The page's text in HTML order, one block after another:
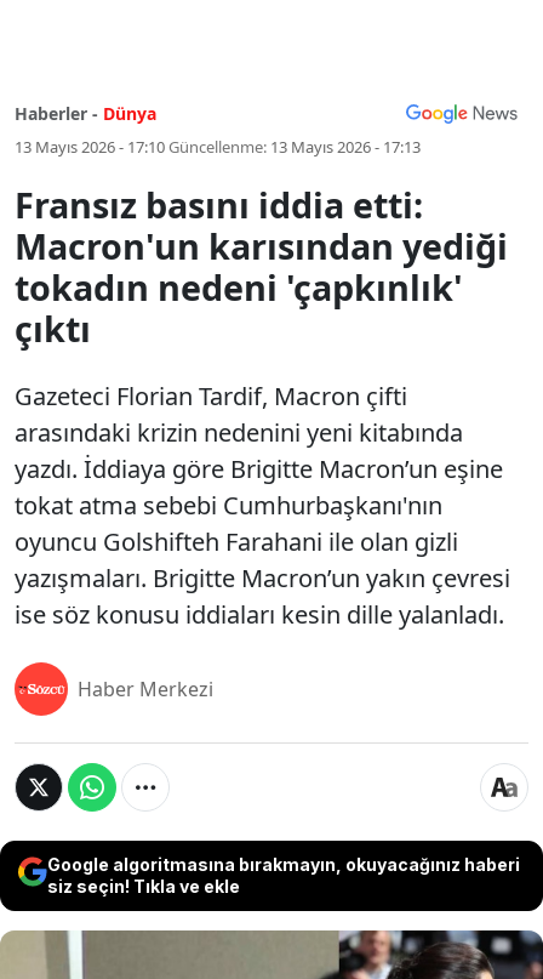
Haberler - Dünya
13 Mayıs 2026 - 17:10Güncellenme: 13 Mayıs 2026 - 17:13
Fransız basını iddia etti:
Macron'un karısından yediği
tokadın nedeni 'çapkınlık'
çıktı
Gazeteci Florian Tardif, Macron çifti
arasındaki krizin nedenini yeni kitabında
yazdı. İddiaya göre Brigitte Macron’un eşine
tokat atma sebebi Cumhurbaşkanı'nın
oyuncu Golshifteh Farahani ile olan gizli
yazışmaları. Brigitte Macron’un yakın çevresi
ise söz konusu iddiaları kesin dille yalanladı.
Haber Merkezi
Google algoritmasına bırakmayın, okuyacağınız haberi
siz seçin! Tıkla ve ekle